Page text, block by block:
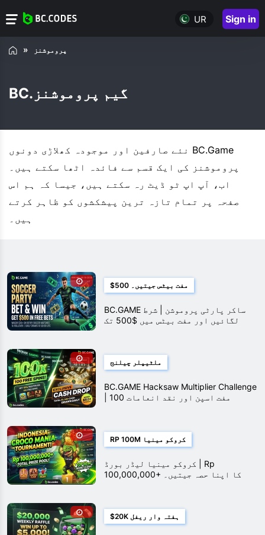
UR Sign in
پروموشنز
BC.گیم پروموشنز
نئے صارفین اور موجودہ کھلاڑی دونوں BC.Game
پروموشنز کی ایک قسم سے فائدہ اٹھا سکتے ہیں۔
اب، آپ اپ ٹو ڈیٹ رہ سکتے ہیں، جیسا کہ ہم اس
صفحہ پر تمام تازہ ترین پیشکشوں کو ظاہر کرتے
ہیں۔
$500 مفت بیٹس جیتیں۔
BC.GAME ساکر پارٹی پروموشن | شرط
لگائیں اور مفت بیٹس میں $500 تک
ملٹیپلر چیلنج
BC.GAME Hacksaw Multiplier Challenge
| 100 مفت اسپن اور نقد انعامات
RP 100M کروکو مینیا
کروکو مینیا لیڈر بورڈ | Rp
100,000,000+ کا اپنا حصہ جیتیں۔
$20K ہفتہ وار ریفل